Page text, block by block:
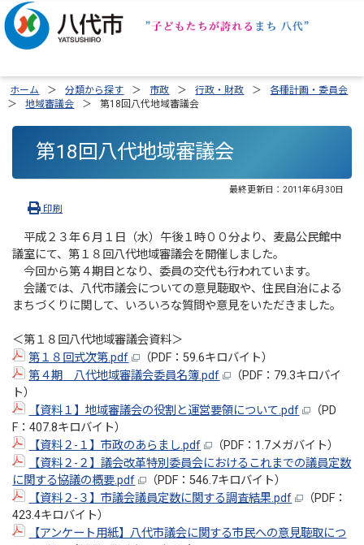
ホーム 分類から探す 市政 行政・財政
各種計画・委員会
地域審議会
第18回八代地域審議会
第18回八代地域審議会
最終更新日： 2011年6月30日
印刷
平成２３年６月１日（水）午後１時００分より、麦島公民館中
議室にて、第１８回八代地域審議会を開催しました。
今回から第４期目となり、委員の交代も行われています。
会議では、八代市議会についての意見聴取や、住民自治による
まちづくりに関して、いろいろな質問や意見をいただきました。
＜第１８回八代地域審議会資料＞
第１８回式次第.pdf
（PDF：59.6キロバイト）
第４期 八代地域審議会委員名簿.pdf
（PDF：79.3キロバイ
ト）
【資料１】地域審議会の役割と運営要領について.pdf
（PD
F：407.8キロバイト）
【資料２-１】市政のあらまし.pdf
（PDF：1.7メガバイト）
【資料２-２】議会改革特別委員会におけるこれまでの議員定数
に関する協議の概要.pdf
（PDF：546.7キロバイト）
【資料２-３】市議会議員定数に関する調査結果.pdf
（PDF：
423.4キロバイト）
【アンケート用紙】八代市議会に関する市民への意見聴取につ